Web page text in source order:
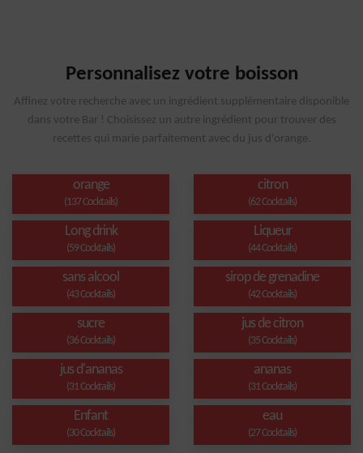
Personnalisez votre boisson
Affinez votre recherche avec un ingrédient supplémentaire disponible
dans votre Bar ! Choisissez un autre ingrédient pour trouver des
recettes qui marie parfaitement avec du jus d'orange.
orange
(137 Cocktails)
citron
(62 Cocktails)
Long drink
(59 Cocktails)
Liqueur
(44 Cocktails)
sans alcool
(43 Cocktails)
sirop de grenadine
(42 Cocktails)
sucre
(36 Cocktails)
jus de citron
(35 Cocktails)
jus d'ananas
(31 Cocktails)
ananas
(31 Cocktails)
Enfant
(30 Cocktails)
eau
(27 Cocktails)